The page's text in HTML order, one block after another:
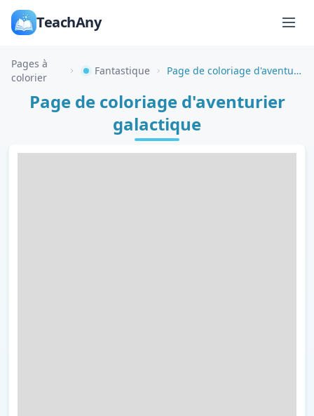
TeachAny
Pages à
colorier
Fantastique Page de coloriage d'aventurier galactique
Page de coloriage d'aventurier
galactique